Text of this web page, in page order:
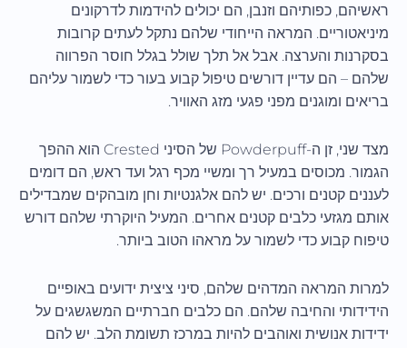
ראשיהם, כפותיהם וזנבן, הם יכולים להידמות לדרקונים
מיניאטוריים. המראה הייחודי שלהם נתקל לעתים קרובות
בסקרנות והערצה. אבל אל תלך שולל בגלל חוסר הפרווה
שלהם – הם עדיין דורשים טיפול קבוע בעור כדי לשמור עליהם
בריאים ומוגנים מפני פגעי מזג האוויר.
מצד שני, זן ה-Powderpuff של הסיני Crested הוא ההפך
הגמור. מכוסים במעיל רך ומשיי מכף רגל ועד ראש, הם דומים
לעננים קטנים ורכים. יש להם אלגנטיות וחן מובהקים שמבדילים
אותם מגזעי כלבים קטנים אחרים. המעיל היוקרתי שלהם דורש
טיפוח קבוע כדי לשמור על מראהו הטוב ביותר.
למרות המראה המדהים שלהם, סיני ציצית ידועים באופיים
הידידותי והחיבה שלהם. הם כלבים חברתיים המשגשגים על
ידידות אנושית ואוהבים להיות במרכז תשומת הלב. יש להם